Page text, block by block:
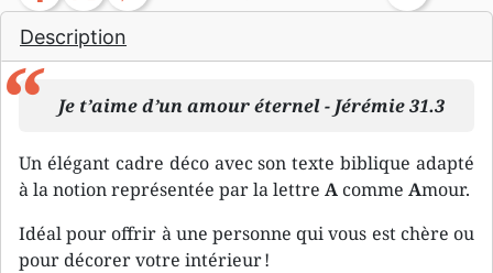
Description
Je t’aime d’un amour éternel - Jérémie 31.3
Un élégant cadre déco avec son texte biblique adapté
à la notion représentée par la lettre A comme Amour.
Idéal pour offrir à une personne qui vous est chère ou
pour décorer votre intérieur !